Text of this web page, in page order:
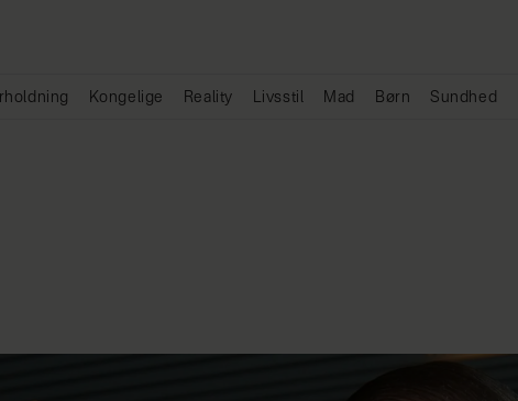
Kongelige Reality Livsstil Mad Børn Sundhed